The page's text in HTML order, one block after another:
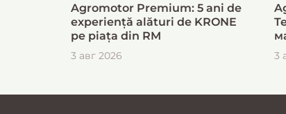
Agromotor Premium: 5 ani de
experiență alături de KRONE
pe piața din RM
3 авг 2026 3